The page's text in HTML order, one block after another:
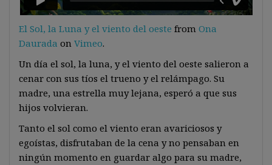
El Sol, la Luna y el viento del oeste from Ona
Daurada on Vimeo.
Un día el sol, la luna, y el viento del oeste salieron a
cenar con sus tíos el trueno y el relámpago. Su
madre, una estrella muy lejana, esperó a que sus
hijos volvieran.
Tanto el sol como el viento eran avariciosos y
egoístas, disfrutaban de la cena y no pensaban en
ningún momento en guardar algo para su madre,